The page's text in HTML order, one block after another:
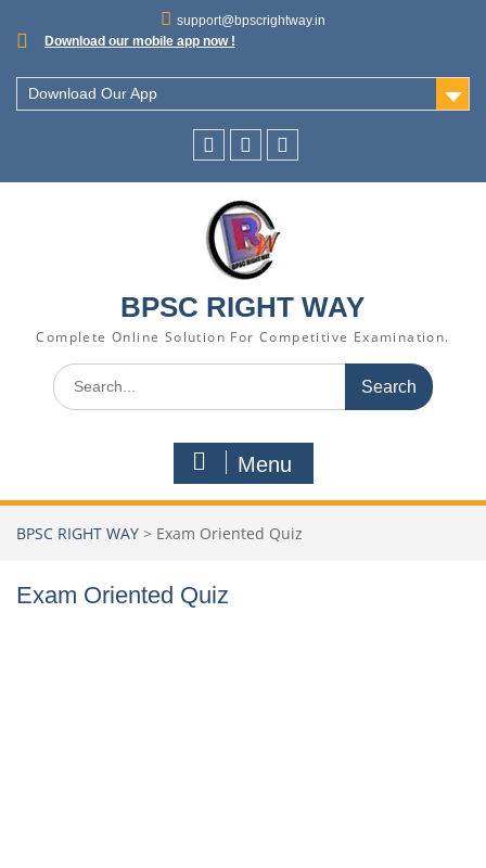
support@bpscrightway.in
Download our mobile app now !
Download Our App
BPSC RIGHT WAY
Complete Online Solution For Competitive Examination.
Menu
BPSC RIGHT WAY > Exam Oriented Quiz
Exam Oriented Quiz